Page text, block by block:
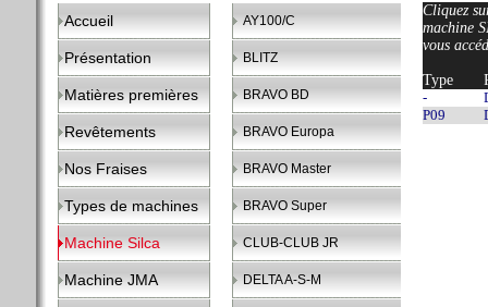
Accueil
Présentation
Matières premières
Revêtements
Nos Fraises
Types de machines
Machine Silca
Machine JMA
AY100/C
BLITZ
BRAVO BD
BRAVO Europa
BRAVO Master
BRAVO Super
CLUB-CLUB JR
DELTA A-S-M
Cliquez
machine
vous
Type
-
P09